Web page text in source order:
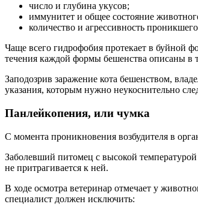
число и глубина укусов;
иммунитет и общее состояние
количество и агрессивность
Чаще всего гидрофобия протекает в буйной
течения каждой формы бешенства описаны в
Заподозрив заражение кота бешенством,
указания, которым нужно неукоснительно
Панлейкопения, или чумка
С момента проникновения возбудителя в
Заболевший питомец с высокой
не притрагивается к ней.
В ходе осмотра ветеринар отмечает у
специалист должен исключить: